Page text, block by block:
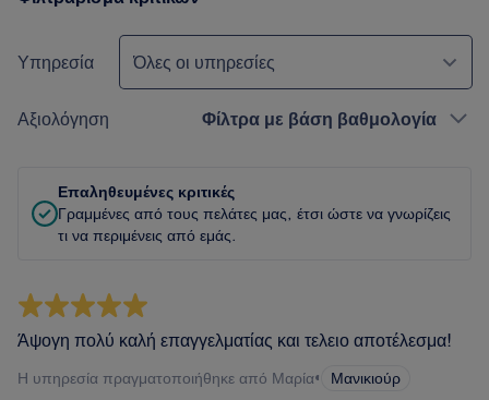
Υπηρεσία Όλες οι υπηρεσίες
Αξιολόγηση Φίλτρα με βάση βαθμολογία
Επαληθευμένες κριτικές
Γραμμένες από τους πελάτες μας, έτσι ώστε να γνωρίζεις
τι να περιμένεις από εμάς.
Άψογη πολύ καλή επαγγελματίας και τελειο αποτέλεσμα!
Η υπηρεσία πραγματοποιήθηκε από Μαρία• Μανικιούρ